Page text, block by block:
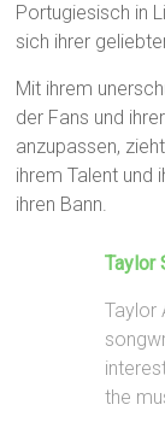
Portugiesisch in
sich ihrer
Mit ihrem
der Fans und
anzupassen,
ihrem Talent und
ihren Bann.
Taylor
Taylor
the